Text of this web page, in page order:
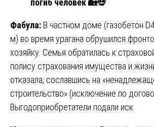
погиб человек🏡💀
Фабула: В частном доме (газобетон
м) во время урагана обрушился
хозяйку. Семья обратилась к
полису страхования имущества и
отказала, сославшись на
строительство» (исключение по
Выгодоприобретатели подали иск.